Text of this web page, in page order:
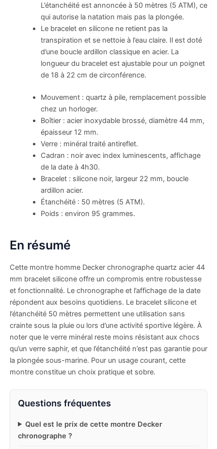
L’étanchéité est annoncée à 50 mètres (5 ATM), ce
qui autorise la natation mais pas la plongée.
Le bracelet en silicone ne retient pas la
transpiration et se nettoie à l’eau claire. Il est doté
d’une boucle ardillon classique en acier. La
longueur du bracelet est ajustable pour un poignet
de 18 à 22 cm de circonférence.
Mouvement : quartz à pile, remplacement possible
chez un horloger.
Boîtier : acier inoxydable brossé, diamètre 44 mm,
épaisseur 12 mm.
Verre : minéral traité antireflet.
Cadran : noir avec index luminescents, affichage
de la date à 4h30.
Bracelet : silicone noir, largeur 22 mm, boucle
ardillon acier.
Étanchéité : 50 mètres (5 ATM).
Poids : environ 95 grammes.
En résumé
Cette montre homme Decker chronographe quartz acier 44
mm bracelet silicone offre un compromis entre robustesse
et fonctionnalité. Le chronographe et l’affichage de la date
répondent aux besoins quotidiens. Le bracelet silicone et
l’étanchéité 50 mètres permettent une utilisation sans
crainte sous la pluie ou lors d’une activité sportive légère. À
noter que le verre minéral reste moins résistant aux chocs
qu’un verre saphir, et que l’étanchéité n’est pas garantie pour
la plongée sous-marine. Pour un usage courant, cette
montre constitue un choix pratique et sobre.
Questions fréquentes
Quel est le prix de cette montre Decker
chronographe ?